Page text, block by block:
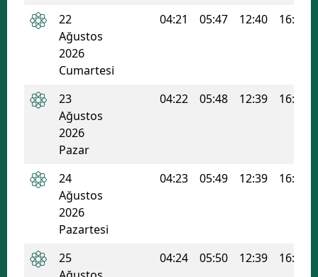
Siirt
Tekirdağ
Tunceli
22
Ağustos
2026
Cumartesi
04:21 05:47 12:40 16:22
23
Ağustos
2026
Pazar
04:22 05:48 12:39 16:21
24
Ağustos
2026
Pazartesi
04:23 05:49 12:39 16:20
25
04:24 05:50 12:39 16:20